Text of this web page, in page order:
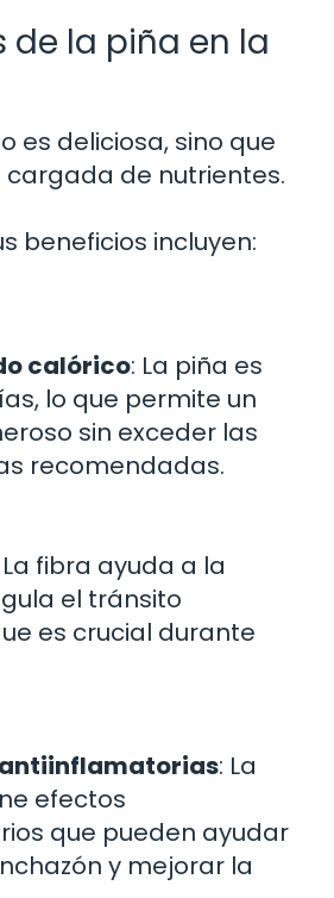
de la piña en la
es deliciosa, sino que
de nutrientes.
beneficios incluyen:
calórico: La piña es
lo que permite un
sin exceder las
recomendadas.
La fibra ayuda a la
el tránsito
es crucial durante
: La
efectos
que pueden ayudar
y mejorar la